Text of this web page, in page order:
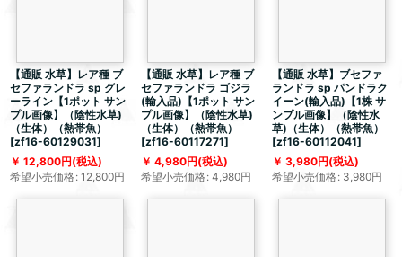
【通販 水草】レア種 ブ
セファランドラ sp グレ
ーライン【1ポット サン
プル画像】（陰性水草)
（生体）（熱帯魚）
[zf16-60129031]
12,800円(税込)
希望小売価格: 12,800円
【通販 水草】レア種 ブ
セファランドラ ゴジラ
(輸入品)【1ポット サン
プル画像】（陰性水草)
（生体）（熱帯魚）
[zf16-60117271]
4,980円(税込)
希望小売価格: 4,980円
【通販 水草】ブセファ
ランドラ sp パンドラク
イーン(輸入品)【1株 サ
ンプル画像】（陰性水
草)（生体）（熱帯魚）
[zf16-60112041]
3,980円(税込)
希望小売価格: 3,980円